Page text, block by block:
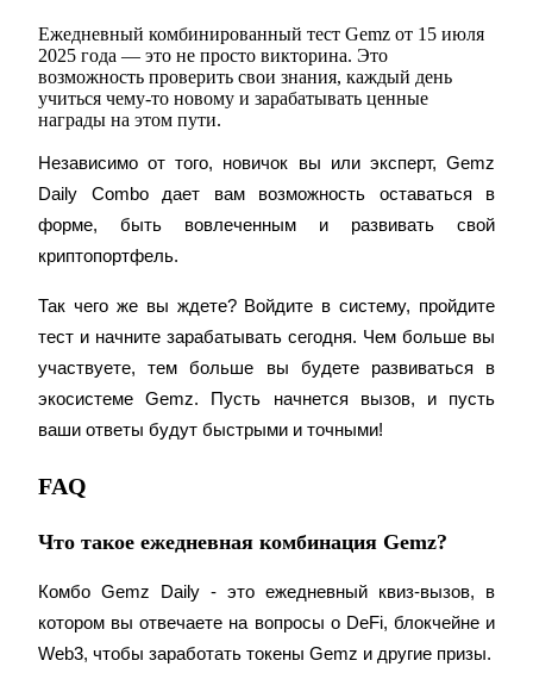
Больше событий
Выигрывайте призы и эксклюзивные награды
Логин Зарегистрироваться
ЛогинЗарегистрироваться
Ежедневный комбинированный тест Gemz от 15 июля
2025 года — это не просто викторина. Это
возможность проверить свои знания, каждый день
учиться чему-то новому и зарабатывать ценные
награды на этом пути.
Независимо от того, новичок вы или эксперт, Gemz
Daily Combo дает вам возможность оставаться в
форме, быть вовлеченным и развивать свой
криптопортфель.
Так чего же вы ждете? Войдите в систему, пройдите
тест и начните зарабатывать сегодня. Чем больше вы
участвуете, тем больше вы будете развиваться в
экосистеме Gemz. Пусть начнется вызов, и пусть
ваши ответы будут быстрыми и точными!
FAQ
Что такое ежедневная комбинация Gemz?
Комбо Gemz Daily - это ежедневный квиз-вызов, в
котором вы отвечаете на вопросы о DeFi, блокчейне и
Web3, чтобы заработать токены Gemz и другие призы.